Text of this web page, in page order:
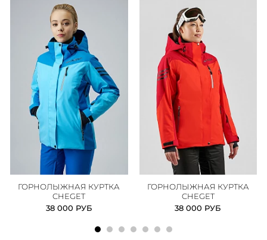
ГОРНОЛЫЖНАЯ КУРТКА
CHEGET
38 000 РУБ
ГОРНОЛЫЖНАЯ КУРТКА
CHEGET
38 000 РУБ